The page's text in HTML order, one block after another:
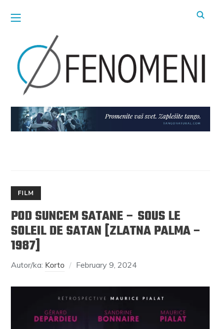
FILM
POD SUNCEM SATANE – SOUS LE
SOLEIL DE SATAN [ZLATNA PALMA –
1987]
Autor/ka: Korto February 9, 2024